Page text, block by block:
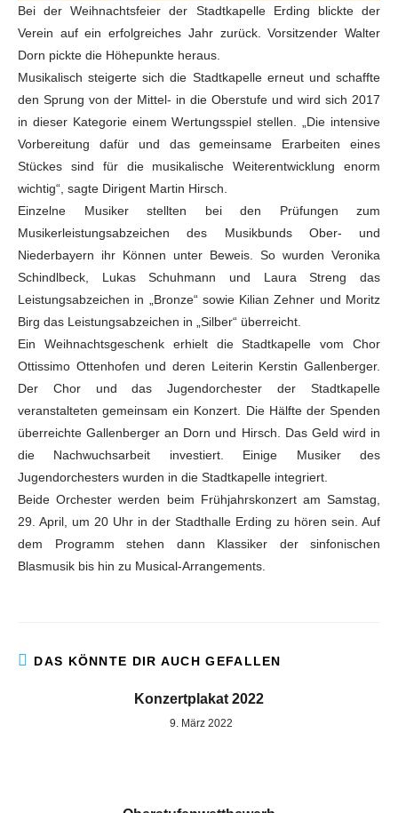
Bei der Weihnachtsfeier der Stadtkapelle Erding blickte der
Verein auf ein erfolgreiches Jahr zurück. Vorsitzender Walter
Dorn pickte die Höhepunkte heraus.
Musikalisch steigerte sich die Stadtkapelle erneut und schaffte
den Sprung von der Mittel- in die Oberstufe und wird sich 2017
in dieser Kategorie einem Wertungsspiel stellen. „Die intensive
Vorbereitung dafür und das gemeinsame Erarbeiten eines
Stückes sind für die musikalische Weiterentwicklung enorm
wichtig“, sagte Dirigent Martin Hirsch.
Einzelne Musiker stellten bei den Prüfungen zum
Musikerleistungsabzeichen des Musikbunds Ober- und
Niederbayern ihr Können unter Beweis. So wurden Veronika
Schindlbeck, Lukas Schuhmann und Laura Streng das
Leistungsabzeichen in „Bronze“ sowie Kilian Zehner und Moritz
Birg das Leistungsabzeichen in „Silber“ überreicht.
Ein Weihnachtsgeschenk erhielt die Stadtkapelle vom Chor
Ottissimo Ottenhofen und deren Leiterin Kerstin Gallenberger.
Der Chor und das Jugendorchester der Stadtkapelle
veranstalteten gemeinsam ein Konzert. Die Hälfte der Spenden
überreichte Gallenberger an Dorn und Hirsch. Das Geld wird in
die Nachwuchsarbeit investiert. Einige Musiker des
Jugendorchesters wurden in die Stadtkapelle integriert.
Beide Orchester werden beim Frühjahrskonzert am Samstag,
29. April, um 20 Uhr in der Stadthalle Erding zu hören sein. Auf
dem Programm stehen dann Klassiker der sinfonischen
Blasmusik bis hin zu Musical-Arrangements.
DAS KÖNNTE DIR AUCH GEFALLEN
Konzertplakat 2022
9. März 2022